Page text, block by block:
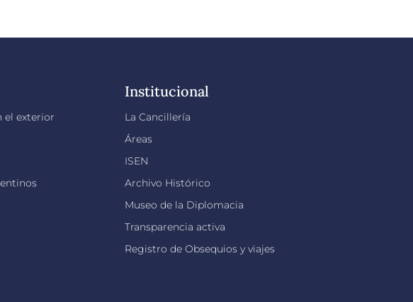
el exterior
Institucional
La Cancillería
Áreas
ISEN
Archivo Histórico
Museo de la Diplomacia
Transparencia activa
Registro de Obsequios y viajes